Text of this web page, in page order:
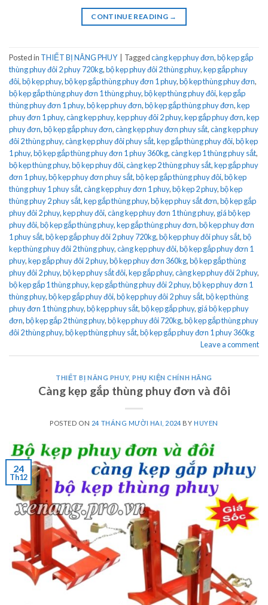
CONTINUE READING →
Posted in THIẾT BỊ NÂNG PHUY Taggedcàng kẹp phuy đơn,bộ kẹp gắp
thùng phuy đôi 2 phuy 720kg,bộ kẹp phuy đôi 2 thùng phuy,kẹp gắp phuy
đôi,bộ kẹp phuy,bộ kẹp gắp thùng phuy đơn 1 phuy,bộ kẹp thùng phuy đơn,
bộ kẹp gắp thùng phuy đơn 1 thùng phuy,bộ kẹp thùng phuy đôi,kẹp gắp
thùng phuy đơn 1 phuy,bộ kẹp phuy đơn,bộ kẹp gắp thùng phuy đơn,kẹp
phuy đơn 1 phuy,càng kẹp phuy,kẹp phuy đôi 2 phuy,kẹp gắp phuy đơn,kẹp
phuy đơn,bộ kẹp gắp phuy đơn,càng kẹp phuy đơn phuy sắt,càng kẹp phuy
đôi 2 thùng phuy,càng kẹp phuy đôi phuy sắt,kẹp gắp thùng phuy đôi,bộ kẹp
1 phuy,bộ kẹp gắp thùng phuy đơn 1 phuy 360kg,càng kẹp 1 thùng phuy sắt,
bộ kẹp thùng phuy,bộ kẹp phuy đôi,càng kẹp 2 thùng phuy sắt,kẹp gắp phuy
đơn 1 phuy,bộ kẹp phuy đơn phuy sắt,bộ kẹp gắp thùng phuy đôi,bộ kẹp
thùng phuy 1 phuy sắt,càng kẹp phuy đơn 1 phuy,bộ kẹp 2 phuy,bộ kẹp
thùng phuy 2 phuy sắt,kẹp gắp thùng phuy,bộ kẹp phuy sắt đơn,bộ kẹp gắp
phuy đôi 2 phuy,kẹp phuy đôi,càng kẹp phuy đơn 1 thùng phuy, giá bộ kẹp
phuy đôi,bộ kẹp gắp thùng phuy,kẹp gắp thùng phuy đơn,bộ kẹp phuy đơn
1 phuy sắt,bộ kẹp gắp phuy đôi 2 phuy 720kg,bộ kẹp phuy đôi phuy sắt,bộ
kẹp thùng phuy đôi 2 thùng phuy,càng kẹp phuy đôi,bộ kẹp gắp phuy đơn 1
phuy,kẹp gắp phuy đôi 2 phuy,bộ kẹp phuy đơn 360kg,bộ kẹp gắp thùng
phuy đôi 2 phuy,bộ kẹp phuy sắt đôi,kẹp gắp phuy,càng kẹp phuy đôi 2 phuy,
bộ kẹp gắp 1 thùng phuy,kẹp gắp thùng phuy đôi 2 phuy,bộ kẹp phuy đơn 1
thùng phuy,bộ kẹp gắp phuy đôi,bộ kẹp phuy đôi 2 phuy sắt,bộ kẹp thùng
phuy đơn 1 thùng phuy,bộ kẹp phuy sắt,bộ kẹp gắp phuy, giá bộ kẹp phuy
đơn,bộ kẹp gắp 2 thùng phuy,bộ kẹp phuy đôi 720kg,bộ kẹp gắp thùng phuy
đôi 2 thùng phuy,bộ kẹp thùng phuy sắt,bộ kẹp gắp phuy đơn 1 phuy 360kg
Leave a comment
THIẾT BỊ NÂNG PHUY,PHỤ KIỆN CHÍNH HÃNG
Càng kẹp gắp thùng phuy đơn và đôi
POSTED ON 24 THÁNG MƯỜI HAI, 2024 BY HUYEN
24
Th12